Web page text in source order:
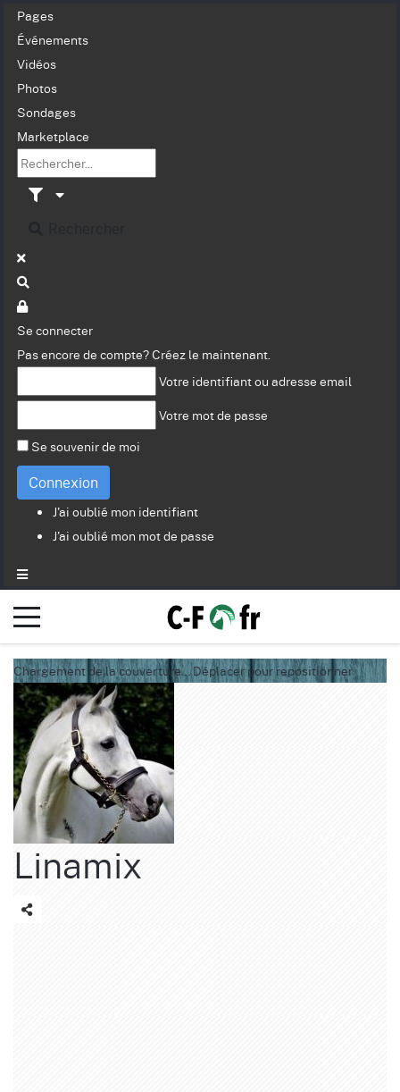
Pages
Événements
Vidéos
Photos
Sondages
Marketplace
Se connecter
Pas encore de compte? Créez le maintenant.
Votre identifiant ou adresse email
Votre mot de passe
Se souvenir de moi
Connexion
J'ai oublié mon identifiant
J'ai oublié mon mot de passe
Chargement de la couverture… Déplacer pour repositionner
Linamix